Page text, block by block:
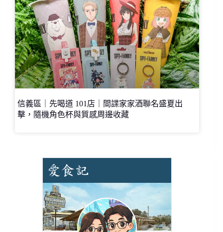
信義區｜先喝道 101店｜間諜家家酒聯名盛夏出
擊，隨機角色杯與質感周邊收藏